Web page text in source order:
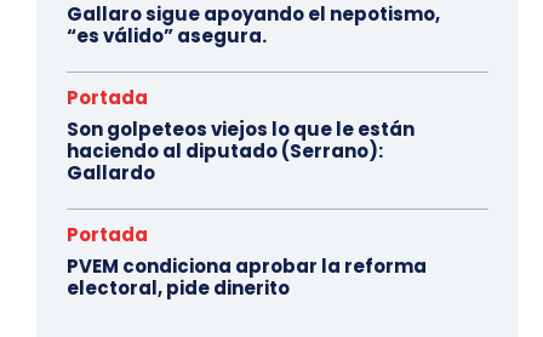
Gallaro sigue apoyando el nepotismo,
“es válido” asegura.
Portada
Son golpeteos viejos lo que le están
haciendo al diputado (Serrano):
Gallardo
Portada
PVEM condiciona aprobar la reforma
electoral, pide dinerito